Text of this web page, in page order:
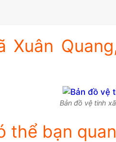
Xuân
Bản đồ vệ tinh
thể bạn